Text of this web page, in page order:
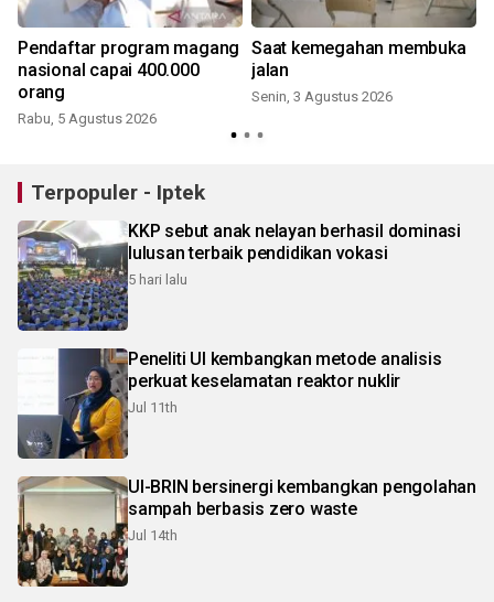
Pendaftar program magang
nasional capai 400.000
orang
Rabu, 5 Agustus 2026
Saat kemegahan membuka
jalan
Senin, 3 Agustus 2026
Terpopuler - Iptek
KKP sebut anak nelayan berhasil dominasi
lulusan terbaik pendidikan vokasi
5 hari lalu
Peneliti UI kembangkan metode analisis
perkuat keselamatan reaktor nuklir
Jul 11th
UI-BRIN bersinergi kembangkan pengolahan
sampah berbasis zero waste
Jul 14th